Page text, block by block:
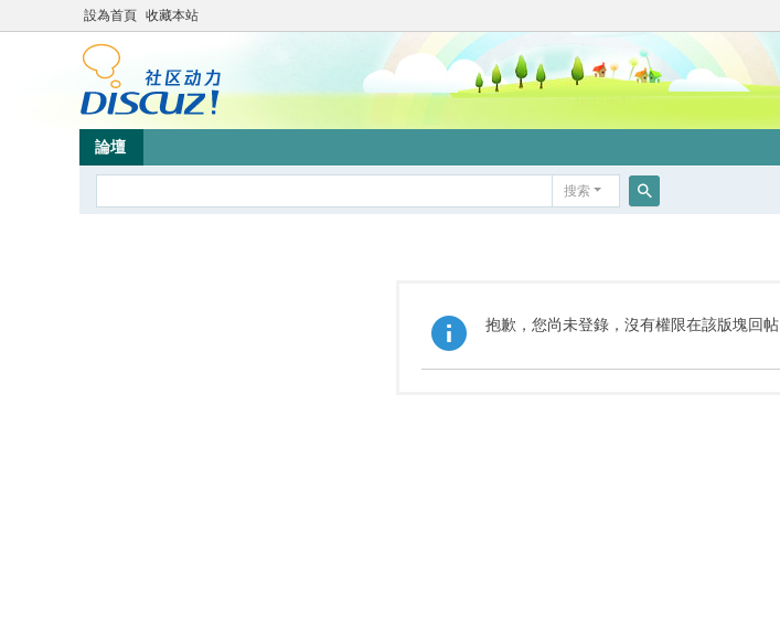
設為首頁 收藏本站
論壇
搜索
抱歉，您尚未登錄，沒有權限在該版塊回帖